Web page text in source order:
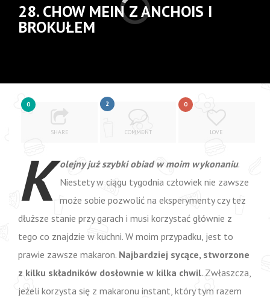
28. CHOW MEIN Z ANCHOIS I
BROKUŁEM
0
SHARE
2
COMMENT
0
LOVE
K olejny już szybki obiad w moim wykonaniu.
Niestety w ciągu tygodnia człowiek nie zawsze
może sobie pozwolić na eksperymenty czy tez
dłuższe stanie przy garach i musi korzystać głównie z
tego co znajdzie w kuchni. W moim przypadku, jest to
prawie zawsze makaron. Najbardziej sycące, stworzone
z kilku składników dosłownie w kilka chwil. Zwłaszcza,
jeżeli korzysta się z makaronu instant, który tym razem